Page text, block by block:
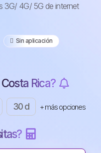
3G/ 4G/ 5G de internet
️ Sin aplicación
Rica?
30 d + más opciones